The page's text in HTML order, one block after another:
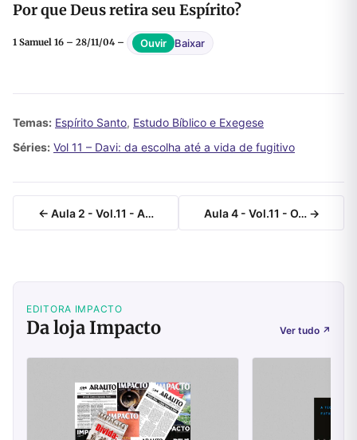
Por que Deus retira seu Espírito?
1 Samuel 16 – 28/11/04 – Ouvir Baixar
Temas: Espírito Santo, Estudo Bíblico e Exegese
Séries: Vol 11 – Davi: da escolha até a vida de fugitivo
← Aula 2 - Vol.11 - A… Aula 4 - Vol.11 - O… →
EDITORA IMPACTO
Da loja Impacto Ver tudo ↗